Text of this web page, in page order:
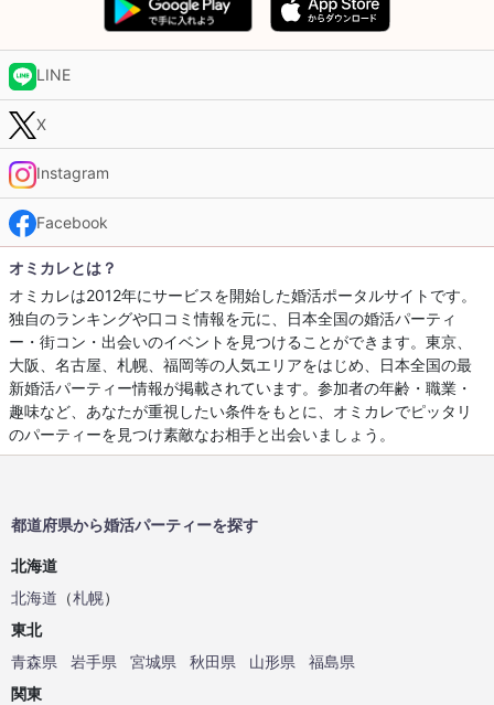
LINE
X
Instagram
Facebook
オミカレとは？
オミカレは2012年にサービスを開始した婚活ポータルサイトです。
独自のランキングや口コミ情報を元に、日本全国の婚活パーティ
ー・街コン・出会いのイベントを見つけることができます。東京、
大阪、名古屋、札幌、福岡等の人気エリアをはじめ、日本全国の最
新婚活パーティー情報が掲載されています。参加者の年齢・職業・
趣味など、あなたが重視したい条件をもとに、オミカレでピッタリ
のパーティーを見つけ素敵なお相手と出会いましょう。
都道府県から婚活パーティーを探す
北海道
北海道 （札幌）
東北
青森県
岩手県 宮城県 秋田県 山形県
福島県
関東